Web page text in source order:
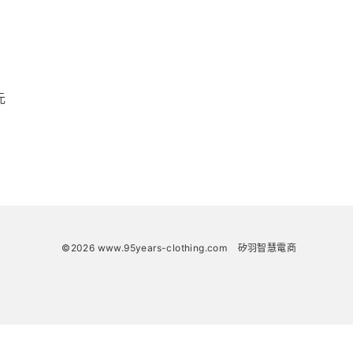
©2026 www.95years-clothing.com 矽羽智慧電商